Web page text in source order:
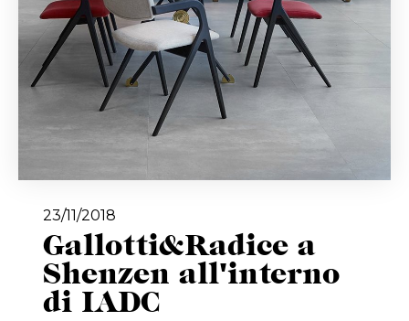
23/11/2018
Gallotti&Radice a
Shenzen all'interno
di IADC